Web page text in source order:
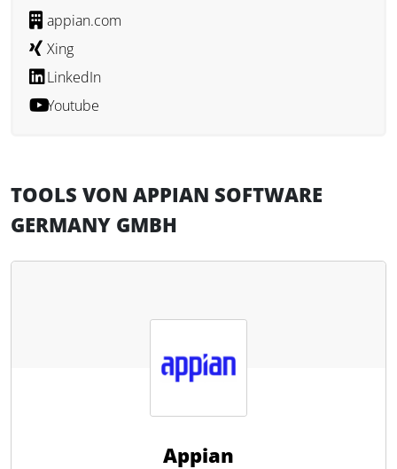
können.appian.com
Xing
LinkedIn
Youtube
TOOLS VON APPIAN SOFTWARE
GERMANY GMBH
Appian